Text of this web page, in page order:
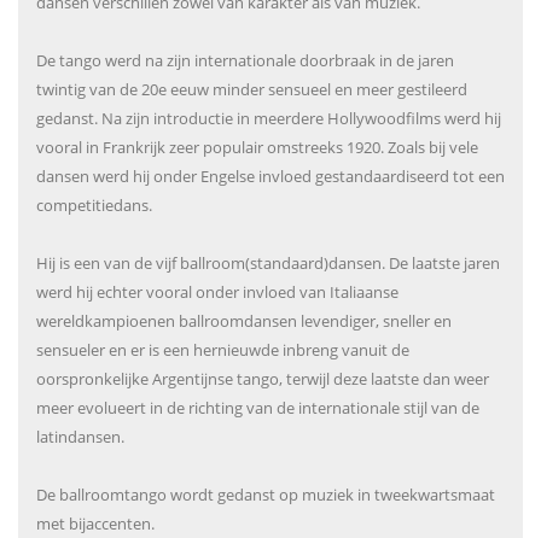
De tango werd na zijn internationale doorbraak in de jaren
twintig van de 20e eeuw minder sensueel en meer gestileerd
gedanst. Na zijn introductie in meerdere Hollywoodfilms werd hij
vooral in Frankrijk zeer populair omstreeks 1920. Zoals bij vele
dansen werd hij onder Engelse invloed gestandaardiseerd tot een
competitiedans.
Hij is een van de vijf ballroom(standaard)dansen. De laatste jaren
werd hij echter vooral onder invloed van Italiaanse
wereldkampioenen ballroomdansen levendiger, sneller en
sensueler en er is een hernieuwde inbreng vanuit de
oorspronkelijke Argentijnse tango, terwijl deze laatste dan weer
meer evolueert in de richting van de internationale stijl van de
latindansen.
De ballroomtango wordt gedanst op muziek in tweekwartsmaat
met bijaccenten.